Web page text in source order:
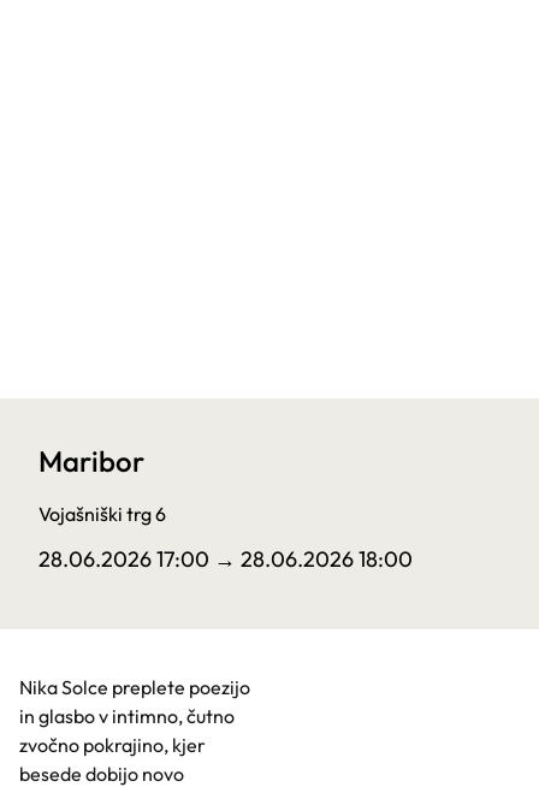
Maribor
Vojašniški trg 6
28.06.2026 17:00 → 28.06.2026 18:00
Nika Solce preplete poezijo
in glasbo v intimno, čutno
zvočno pokrajino, kjer
besede dobijo novo